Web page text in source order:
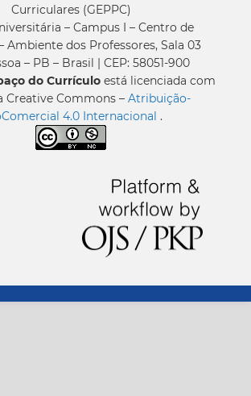
Curriculares (GEPPC)
– Campus I – Centro de
Ambiente dos Professores, Sala 03
– PB – Brasil | CEP: 58051-900
do Currículo está licenciada com
Creative Commons – Atribuição-
4.0 Internacional .